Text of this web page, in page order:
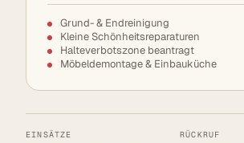
Grund- & Endreinigung
Kleine Schönheitsreparaturen
Halteverbotszone beantragt
Möbeldemontage & Einbauküche
EINSÄTZE RÜCKRUF